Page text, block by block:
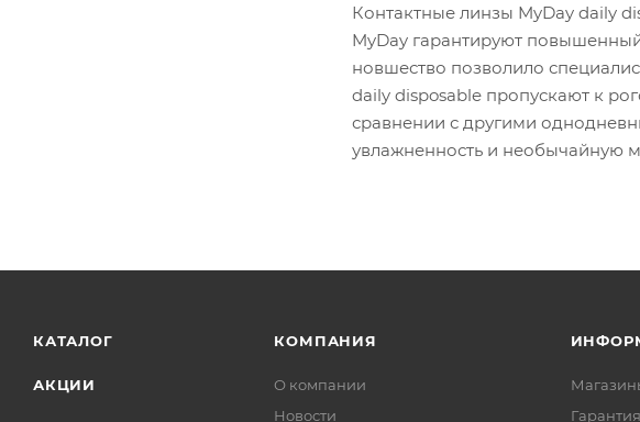
Контактные линзы MyDay daily
MyDay гарантируют
новшество позволило
daily disposable пропускают к
сравнении с другими
увлажненность и необычайную
КАТАЛОГ
АКЦИИ
КОМПАНИЯ
О компании
Новости